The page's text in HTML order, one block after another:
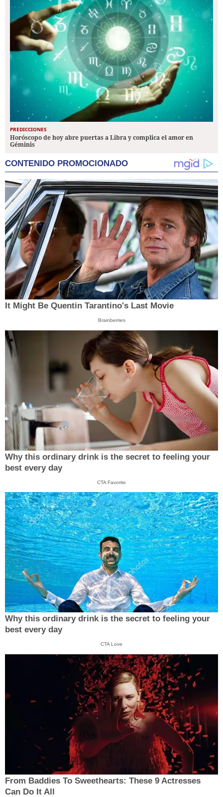
PREDICCIONES
Horóscopo de hoy abre puertas a Libra y complica el amor en
Géminis
CONTENIDO PROMOCIONADO
It Might Be Quentin Tarantino's Last Movie
Brainberries
Why this ordinary drink is the secret to feeling your
best every day
CTA Favorite
Why this ordinary drink is the secret to feeling your
best every day
CTA Love
From Baddies To Sweethearts: These 9 Actresses
Can Do It All